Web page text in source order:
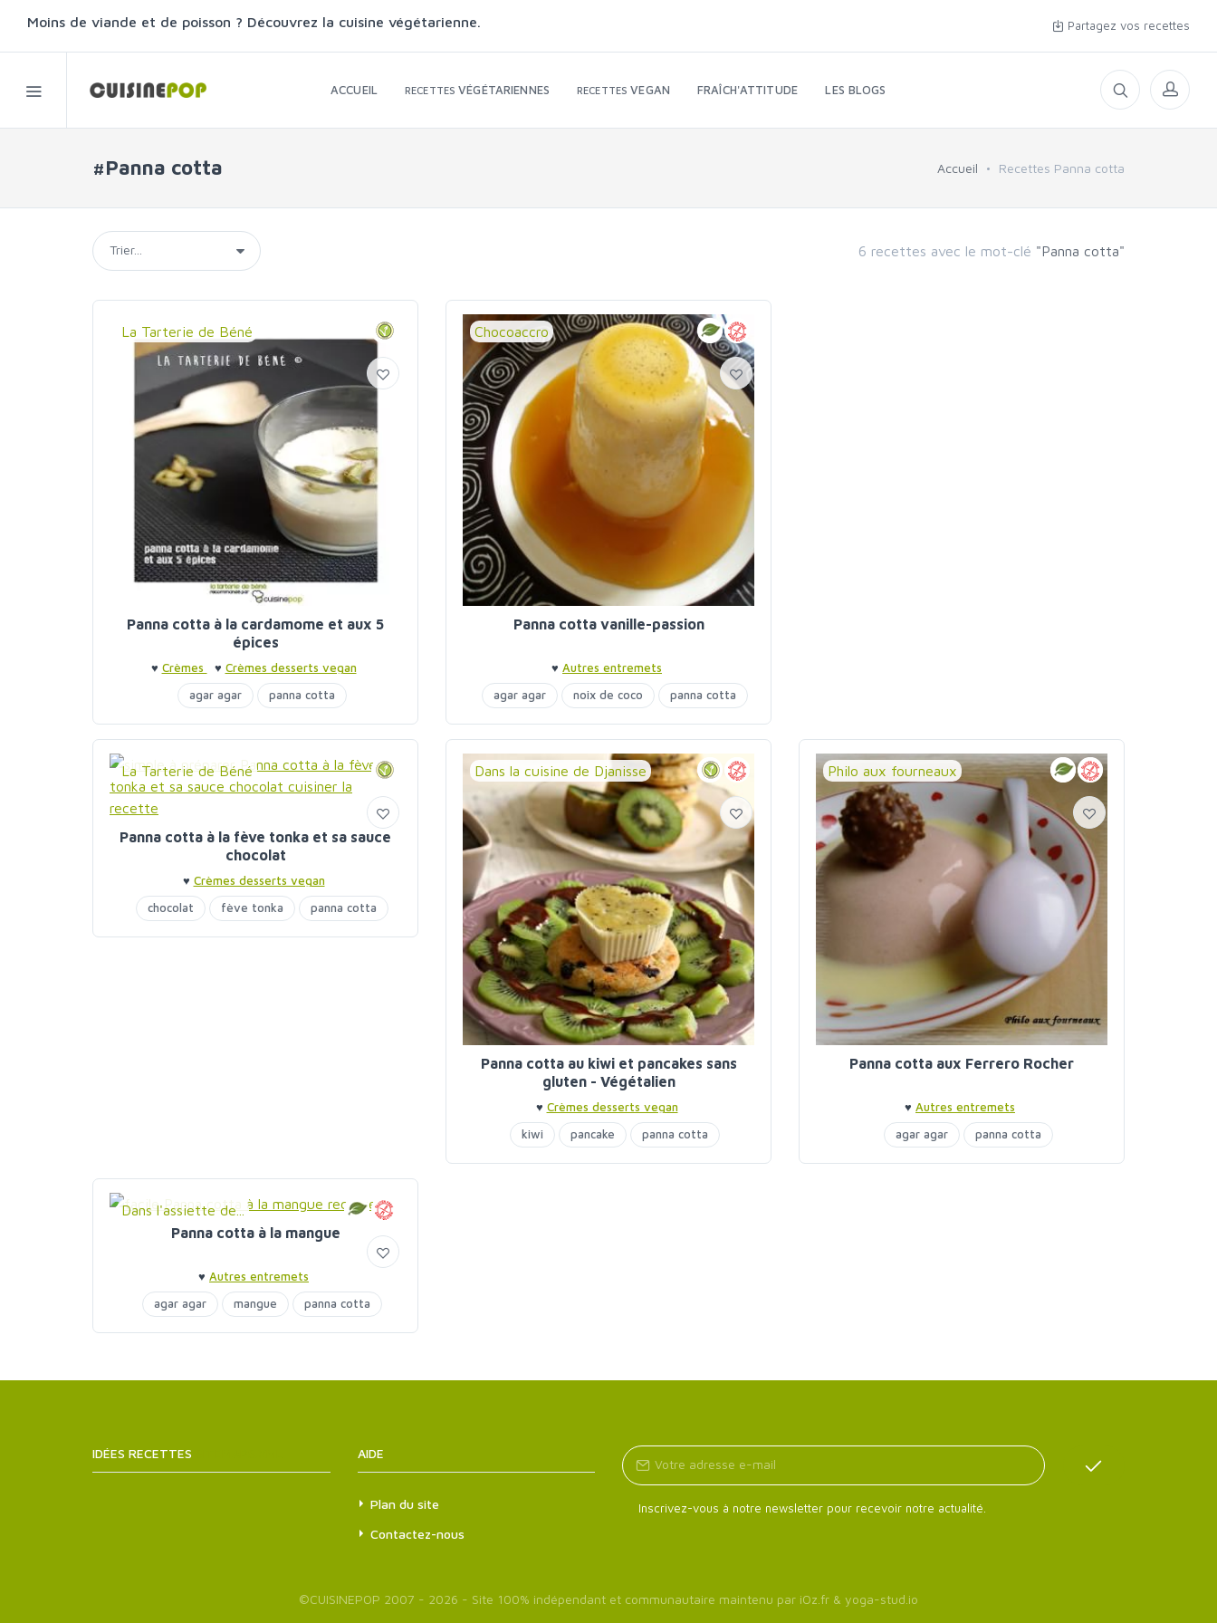
Moins de viande et de poisson ? Découvrez la cuisine végétarienne. Partagez vos recettes
ACCUEIL RECETTESVÉGÉTARIENNES RECETTESVEGAN FRAÎCH'ATTITUDE LES BLOGS
#Panna cotta Accueil Recettes Panna cotta
6 recettes avec le mot-clé "Panna cotta"
La Tarterie de Béné
Panna cotta à la cardamome et aux 5
épices
♥ Crèmes ♥ Crèmes desserts vegan
agar agar
panna cotta
Chocoaccro
Panna cotta vanille-passion
♥ Autres entremets
agar agar
noix de coco panna cotta
La Tarterie de Béné
Panna cotta à la fève tonka et sa sauce
chocolat
♥ Crèmes desserts vegan
chocolat
fève tonka panna cotta
Dans la cuisine de Djanisse
Panna cotta au kiwi et pancakes sans
gluten - Végétalien
♥ Crèmes desserts vegan
kiwi
pancake panna cotta
Philo aux fourneaux
Panna cotta aux Ferrero Rocher
♥ Autres entremets
agar agar
panna cotta
Dans l'assiette de...
Panna cotta à la mangue
♥ Autres entremets
agar agar
mangue panna cotta
IDÉES RECETTES AIDE
Plan du site
Contactez-nous
Inscrivez-vous à notre newsletter pour recevoir notre actualité.
©CUISINEPOP 2007 - 2026 - Site 100% indépendant et communautaire maintenu par iOz.fr & yoga-stud.io